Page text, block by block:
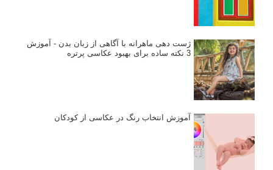
ژست دهی ماهرانه با آگاهی از زبان بدن - آموزش
3 نکته ساده برای بهبود عکاسی پرتره
آموزش انتخاب رنگ در عکاسی از کودکان